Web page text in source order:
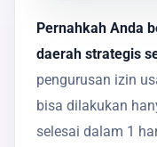
Pernahkah Anda
daerah strategis
pengurusan izin
bisa dilakukan
selesai dalam 1